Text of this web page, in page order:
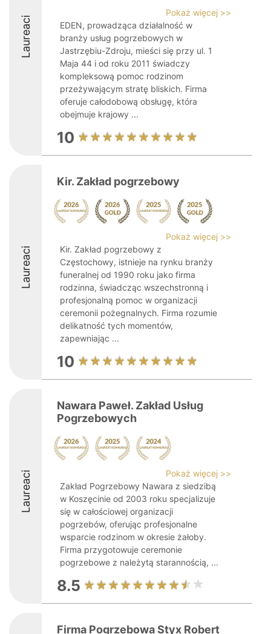
Laureaci
Pokaż więcej >>
EDEN, prowadząca działalność w
branży usług pogrzebowych w
Jastrzębiu-Zdroju, mieści się przy ul. 1
Maja 44 i od roku 2011 świadczy
kompleksową pomoc rodzinom
przeżywającym stratę bliskich. Firma
oferuje całodobową obsługę, która
obejmuje krajowy ...
10
Laureaci
Kir. Zakład pogrzebowy
Pokaż więcej >>
Kir. Zakład pogrzebowy z
Częstochowy, istnieje na rynku branży
funeralnej od 1990 roku jako firma
rodzinna, świadcząc wszechstronną i
profesjonalną pomoc w organizacji
ceremonii pożegnalnych. Firma rozumie
delikatność tych momentów,
zapewniając ...
10
Laureaci
Nawara Paweł. Zakład Usług
Pogrzebowych
Pokaż więcej >>
Zakład Pogrzebowy Nawara z siedzibą
w Koszęcinie od 2003 roku specjalizuje
się w całościowej organizacji
pogrzebów, oferując profesjonalne
wsparcie rodzinom w okresie żałoby.
Firma przygotowuje ceremonie
pogrzebowe z należytą starannością, ...
8.5
Firma Pogrzebowa Styx Robert